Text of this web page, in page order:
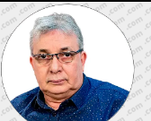
Skip
to
content